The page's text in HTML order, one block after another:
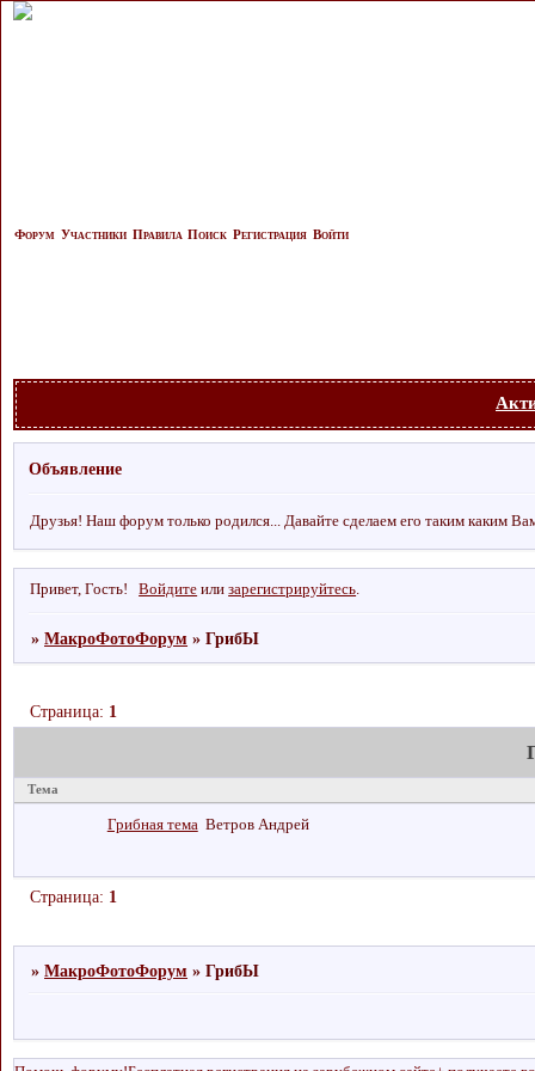
Форум Участники Правила Поиск Регистрация Войти
Объявление
Друзья! Наш форум только родился... Давайте сделаем его таким каким
Привет, Гость! Войдите илизарегистрируйтесь.
»МакроФотоФорум »ГрибЫ
Страница: 1
Тема
Грибная тема Ветров Андрей
Страница: 1
»МакроФотоФорум »ГрибЫ